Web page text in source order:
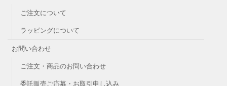
ご注文について
ラッピングについて
お問い合わせ
ご注文・商品のお問い合わせ
委託販売ご応募・お取引申し込み